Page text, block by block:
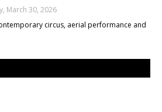
March 30, 2026
circus, aerial performance and